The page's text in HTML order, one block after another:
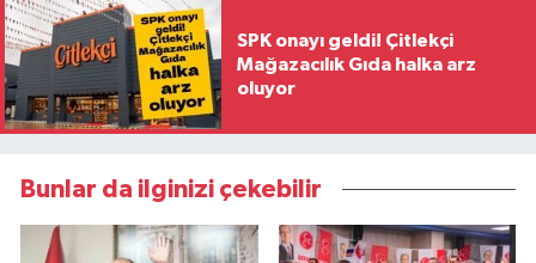
SPK onayı geldi! Çitlekçi
Mağazacılık Gıda halka arz
oluyor
Bunlar da ilginizi çekebilir